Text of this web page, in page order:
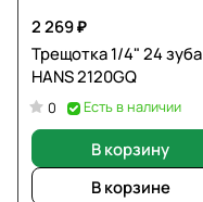
2 269 ₽
Трещотка 1/4" 24 зуба
HANS 2120GQ
0 Есть в наличии
В корзину
В корзине